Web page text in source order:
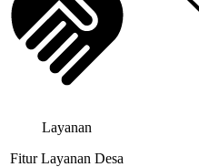
Layanan
Fitur Layanan Desa